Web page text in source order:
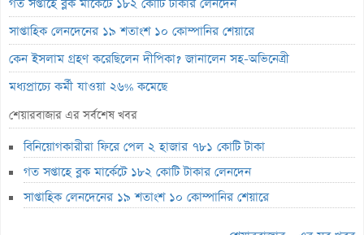
গত সপ্তাহে ব্লক মার্কেটে ১৮২ কোটি টাকার লেনদেন
সাপ্তাহিক লেনদেনের ১৯ শতাংশ ১০ কোম্পানির শেয়ারে
কেন ইসলাম গ্রহণ করেছিলেন দীপিকা? জানালেন সহ-অভিনেত্রী
মধ্যপ্রাচ্যে কর্মী যাওয়া ২৬% কমেছে
স্বর্ণ খাতকে আনুষ্ঠানিক শিল্পে আনতে নতুন নীতিমালা
এসআইবিএল থেকেও প্রশাসক প্রত্যাহার
৮০০ কোটি টাকার বন্ড জালিয়াতি তদন্তে সিআইডি
সাপ্তাহিক লুজারের শীর্ষে এস আলম কোল্ড রোল্ড স্টিল
শেয়ারবাজার এর সর্বশেষ খবর
বিনিয়োগকারীরা ফিরে পেল ২ হাজার ৭৮১ কোটি টাকা
গত সপ্তাহে ব্লক মার্কেটে ১৮২ কোটি টাকার লেনদেন
সাপ্তাহিক লেনদেনের ১৯ শতাংশ ১০ কোম্পানির শেয়ারে